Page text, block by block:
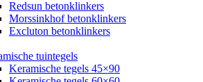
Redsun betonklinkers
Morssinkhof betonklinkers
Excluton betonklinkers
tuintegels
Keramische tegels 45×90